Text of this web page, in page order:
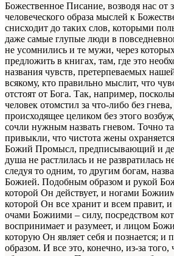
Божественное Писание, возводя нас от
человеческого образа мыслей к
снисходит до таких слов, которыми
даже самые глупые люди в
не усомнились и те мужи, через
предложить в книгах, там, где это
названия чувств, претерпеваемых
всякому, кто правильно мыслит, что
отстоят от Бога. Так, например,
человек отомстил за что-либо без
происходящее целиком без этого
сочли нужным назвать гневом. Точно
привыкли, что чистота жены
Божий Промысл, предписывающий и
душа не растлилась и не развратилась
следуя то одним, то другим богам,
Божией. Подобным образом и рукой
которой Он действует, и ногами
которой Он все хранит и всем
очами Божиими – силу, посредством
воспринимает и разумеет, и лицом
которую Он являет себя и познается; и
образом. И все это, конечно, из-за